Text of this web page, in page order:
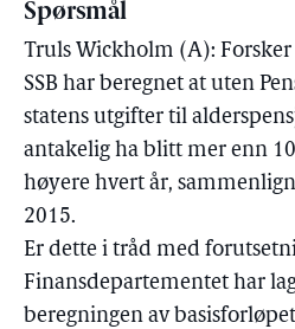
Spørsmål
Truls Wickholm (A):
SSB har beregnet at uten
statens utgifter til
antakelig ha blitt mer enn
høyere hvert år,
2015.
Er dette i tråd med
Finansdepartementet har
beregningen av